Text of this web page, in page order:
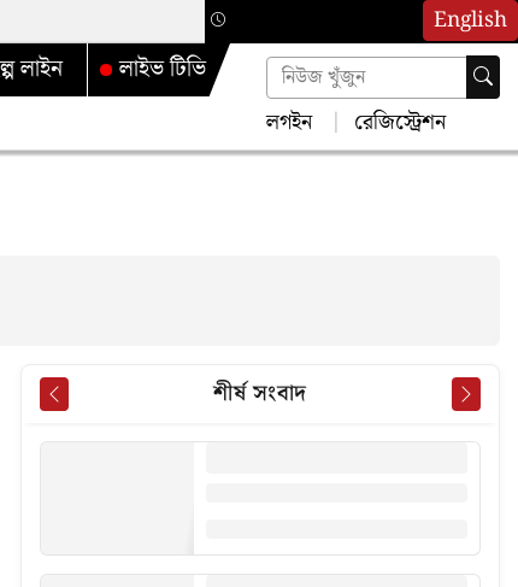
English
লাইভ টিভি
লাইন
লগইন রেজিস্ট্রেশন
শীর্ষ সংবাদ